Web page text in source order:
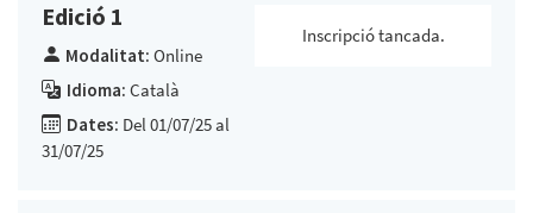
Edició 1
Modalitat: Online
Idioma: Català
Dates: Del 01/07/25 al
31/07/25
Inscripció tancada.